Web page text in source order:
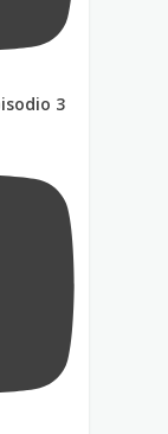
3